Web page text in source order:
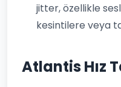
jitter, özellikle
kesintilere veya
Atlantis Hız